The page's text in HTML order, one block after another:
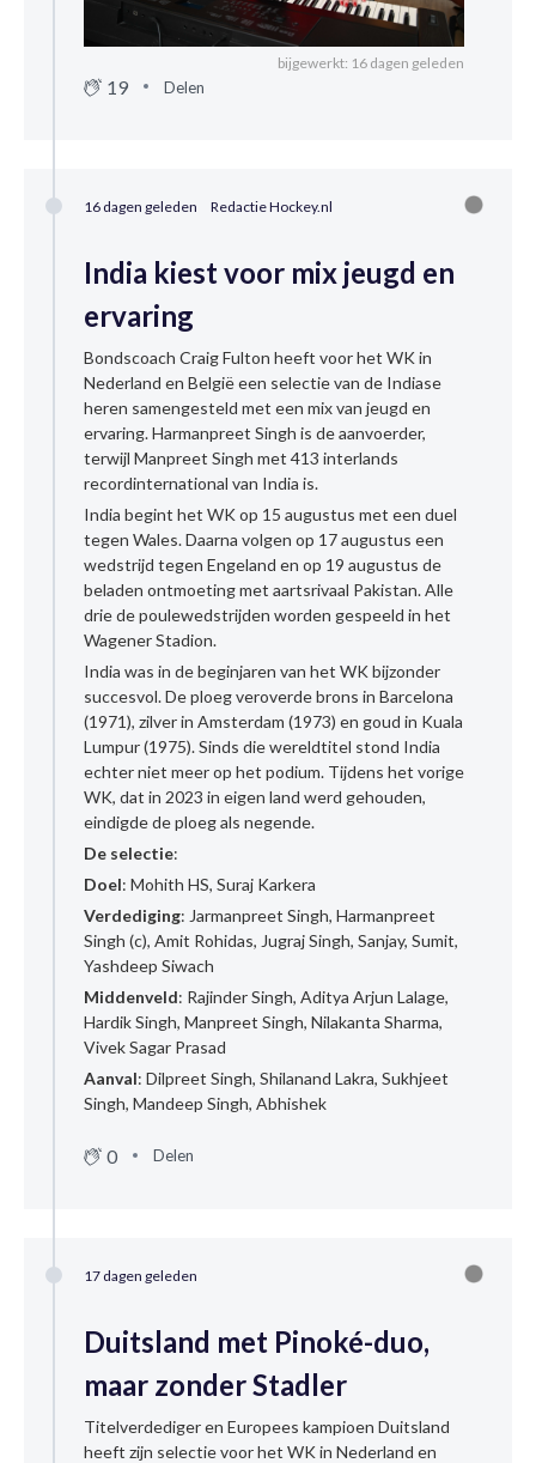
bijgewerkt: 16 dagen geleden
19 Delen
16 dagen geleden Redactie Hockey.nl
India kiest voor mix jeugd en
ervaring
Bondscoach Craig Fulton heeft voor het WK in
Nederland en België een selectie van de Indiase
heren samengesteld met een mix van jeugd en
ervaring. Harmanpreet Singh is de aanvoerder,
terwijl Manpreet Singh met 413 interlands
recordinternational van India is.
India begint het WK op 15 augustus met een duel
tegen Wales. Daarna volgen op 17 augustus een
wedstrijd tegen Engeland en op 19 augustus de
beladen ontmoeting met aartsrivaal Pakistan. Alle
drie de poulewedstrijden worden gespeeld in het
Wagener Stadion.
India was in de beginjaren van het WK bijzonder
succesvol. De ploeg veroverde brons in Barcelona
(1971), zilver in Amsterdam (1973) en goud in Kuala
Lumpur (1975). Sinds die wereldtitel stond India
echter niet meer op het podium. Tijdens het vorige
WK, dat in 2023 in eigen land werd gehouden,
eindigde de ploeg als negende.
De selectie:
Doel: Mohith HS, Suraj Karkera
Verdediging: Jarmanpreet Singh, Harmanpreet
Singh (c), Amit Rohidas, Jugraj Singh, Sanjay, Sumit,
Yashdeep Siwach
Middenveld: Rajinder Singh, Aditya Arjun Lalage,
Hardik Singh, Manpreet Singh, Nilakanta Sharma,
Vivek Sagar Prasad
Aanval: Dilpreet Singh, Shilanand Lakra, Sukhjeet
Singh, Mandeep Singh, Abhishek
0 Delen
17 dagen geleden
Duitsland met Pinoké-duo,
maar zonder Stadler
Titelverdediger en Europees kampioen Duitsland
heeft zijn selectie voor het WK in Nederland en